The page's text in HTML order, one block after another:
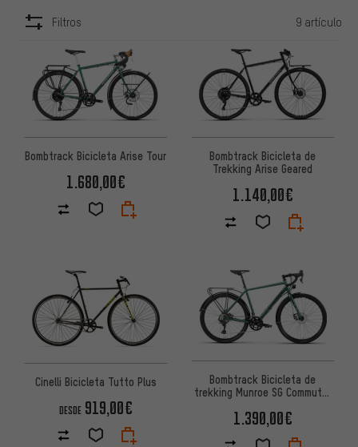
Filtros 9 artículo
ARTÍCULOS
Bombtrack Bicicleta Arise Tour
1.680,00€
Bombtrack Bicicleta de
Trekking Arise Geared
1.140,00€
Cinelli Bicicleta Tutto Plus
DESDE 919,00€
Bombtrack Bicicleta de
trekking Munroe SG Commuter
1.390,00€